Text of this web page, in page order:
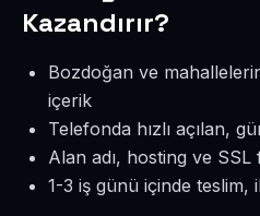
Kazandırır?
Bozdoğan ve
içerik
Telefonda hızlı açılan,
Alan adı, hosting ve SSL
1-3 iş günü içinde teslim,